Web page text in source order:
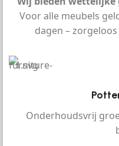
Voor alle meubels
dagen –
Onderhoudsvrij